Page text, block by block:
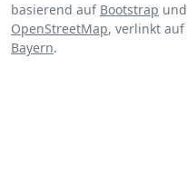
basierend auf Bootstrap und
OpenStreetMap, verlinkt auf
Bayern.